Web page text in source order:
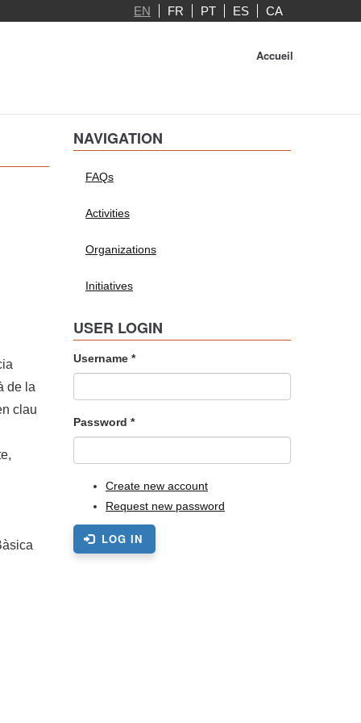
EN FR PT ES CA
Accueil
de la
clau
NAVIGATION
FAQs
Activities
Organizations
Initiatives
USER LOGIN
Username *
Password *
Create new account
Request new password
LOG IN